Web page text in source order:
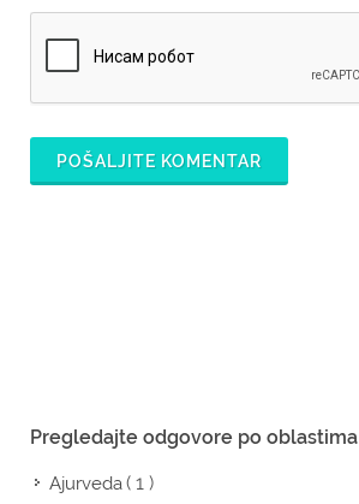
POŠALJITE KOMENTAR
Pregledajte odgovore po oblastima
Ajurveda( 1 )